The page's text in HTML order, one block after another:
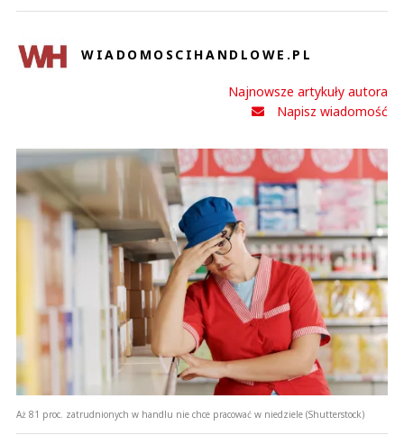
WIADOMOSCIHANDLOWE.PL
Najnowsze artykuły autora
Napisz wiadomość
Aż 81 proc. zatrudnionych w handlu nie chce pracować w niedziele (Shutterstock)